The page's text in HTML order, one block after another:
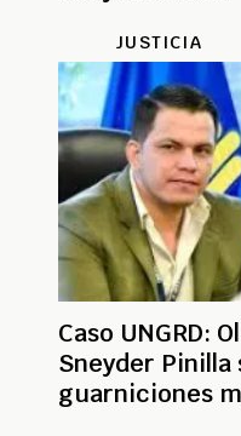
JUSTICIA
Caso UNGRD:
Sneyder Pinilla
guarniciones